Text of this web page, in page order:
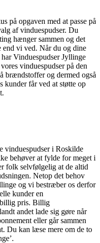
på opgaven med at passe på
af vinduespudser. Du
hænger sammen og det
end vi ved. Når du og dine
Vinduespudser Jyllinge
vinduespudser på den
brændstoffer og dermed også
kunder får ved at støtte op
vinduespudser i Roskilde
behøver at fylde for meget i
folk selvfølgelig at de altid
Netop det behov
og vi bestræber os derfor
kunder en
pris. Billig
andet lade sig gøre når
eller går sammen
Du kan læse mere om de to